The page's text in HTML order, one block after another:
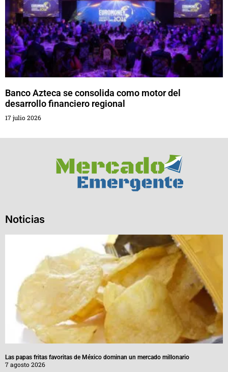
Banco Azteca se consolida como motor del
desarrollo financiero regional
17 julio 2026
Noticias
Las papas fritas favoritas de México dominan un mercado millonario
7 agosto 2026